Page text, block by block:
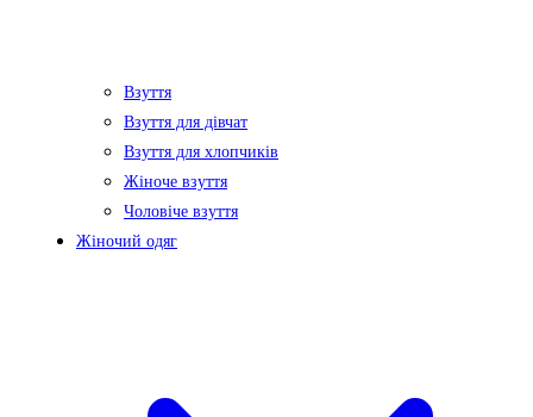
Взуття
Взуття для дівчат
Взуття для хлопчиків
Жіноче взуття
Чоловіче взуття
Жіночий одяг